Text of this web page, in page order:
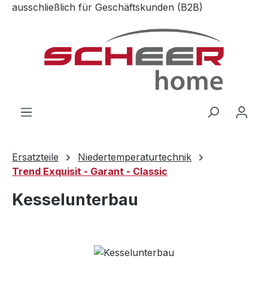
Zum Hauptinhalt springen
ausschließlich für Geschäftskunden (B2B)
Ersatzteile
Niedertemperaturtechnik
Trend Exquisit - Garant - Classic
Kesselunterbau
Bildergalerie überspringen